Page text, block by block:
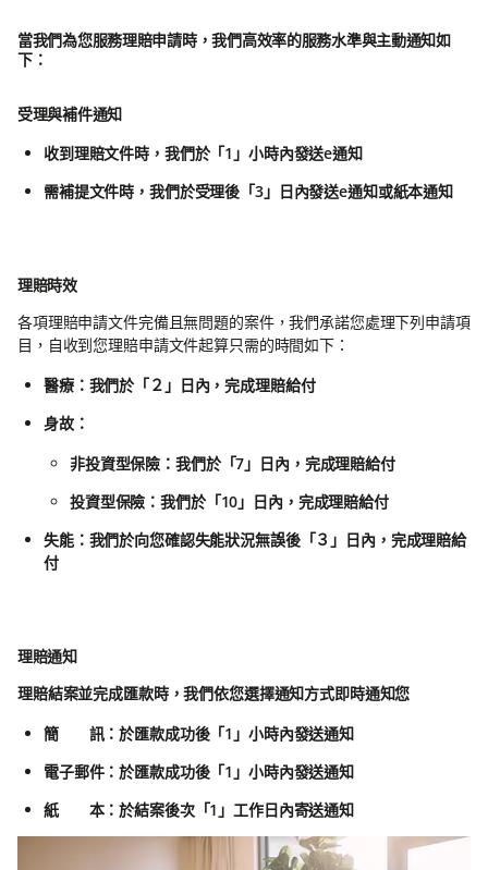
當我們為您服務理賠申請時，我們高效率的服務水準與主動通知如
下：
受理與補件通知
收到理賠文件時，我們於「1」小時內發送e通知
需補提文件時，我們於受理後「3」日內發送e通知或紙本通知
理賠時效
各項理賠申請文件完備且無問題的案件，我們承諾您處理下列申請項
目，自收到您理賠申請文件起算只需的時間如下：
醫療：我們於「２」日內，完成理賠給付
身故：
非投資型保險：我們於「7」日內，完成理賠給付
投資型保險：我們於「10」日內，完成理賠給付
失能：我們於向您確認失能狀況無誤後「３」日內，完成理賠給
付
理賠通知
理賠結案並完成匯款時，我們依您選擇通知方式即時通知您
簡 訊：於匯款成功後「1」小時內發送通知
電子郵件：於匯款成功後「1」小時內發送通知
紙 本：於結案後次「1」工作日內寄送通知